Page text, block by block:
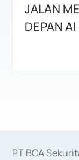
JALAN
DEPAN AI
PT BCA